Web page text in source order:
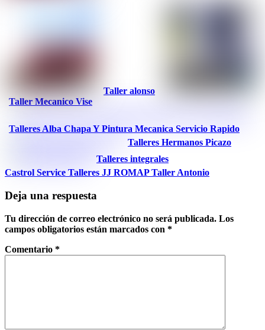
Taller alonso
Taller Mecanico Vise
Talleres Alba Chapa Y Pintura Mecanica Servicio Rapido
Talleres Hermanos Picazo
Talleres integrales
Castrol Service Talleres JJ ROMAPTaller Antonio
Deja una respuesta
Tu dirección de correo electrónico no será publicada. Los
campos obligatorios están marcados con *
Comentario *